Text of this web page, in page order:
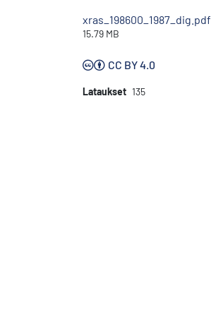
xras_198600_1987_dig.pdf
15.79 MB
CC BY 4.0
Lataukset 135